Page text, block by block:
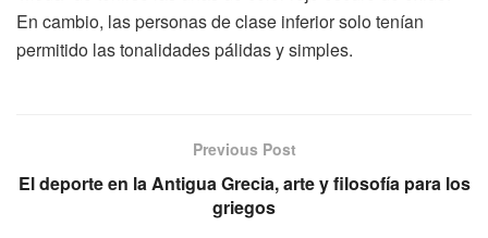
En cambio, las personas de clase inferior solo tenían
permitido las tonalidades pálidas y simples.
Previous Post
El deporte en la Antigua Grecia, arte y filosofía para los
griegos